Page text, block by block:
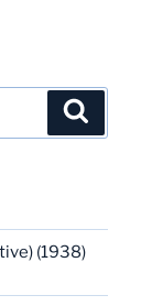
(1938)